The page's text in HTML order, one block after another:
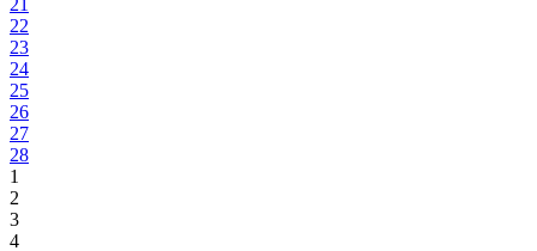
21
22
23
24
25
26
27
28
1
2
3
4